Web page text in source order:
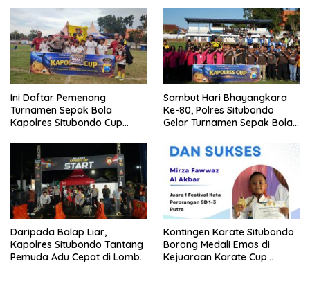
Ini Daftar Pemenang
Turnamen Sepak Bola
Kapolres Situbondo Cup
10 Tahun
Sambut Hari Bhayangkara
Ke-80, Polres Situbondo
Gelar Turnamen Sepak Bola
Daripada Balap Liar,
Kapolres Situbondo Tantang
Pemuda Adu Cepat di Lomba
Kontingen Karate Situbondo
Borong Medali Emas di
Kejuaraan Karate Cup